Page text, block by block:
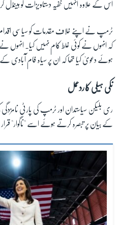
اس کے علاوہ انہیں خفیہ دستاویزات کو
ٹرمپ نے اپنے خلاف مقدمات کو سیاسی اقدام
کہ انہوں نے کوئی غلط کام نہیں کیا۔
ہوئے دعویٰ کیا تھا کہ ان پر سیاہ فام آبادی
نکی ہیلی کا ردعمل
ری بلیکن سیاستدان اور ٹرمپ کی پارٹی
کے بیان پر تبصرہ کرتے ہوئے اسے "ناگوار" قرار